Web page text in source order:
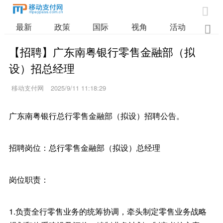

最新 政策 国际 视角 活动 业

【招聘】广东南粤银行零售金融部（拟
设）招总经理
移动支付网 2025/9/11 11:18:29
广东南粤银行总行零售金融部（拟设）招聘公告。
招聘岗位：总行零售金融部（拟设）总经理
岗位职责：
1.负责全行零售业务的统筹协调，牵头制定零售业务战略